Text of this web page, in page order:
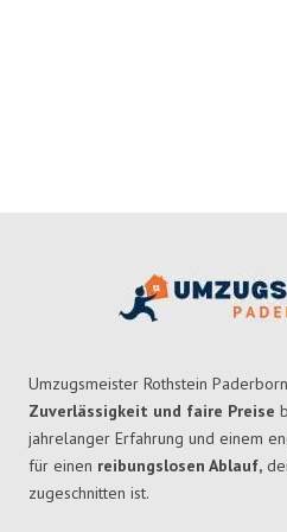
Umzugsmeister Rothstein
Zuverlässigkeit und faire Preise
jahrelanger Erfahrung und einem
für einen reibungslosen Ablauf,
zugeschnitten ist.